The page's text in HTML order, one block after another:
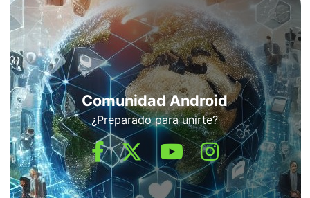
Comunidad Android
¿Preparado para unirte?